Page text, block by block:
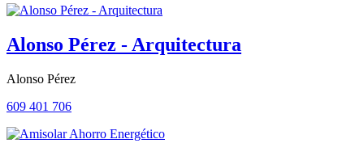
Alonso Pérez - Arquitectura
Alonso Pérez
609 401 706